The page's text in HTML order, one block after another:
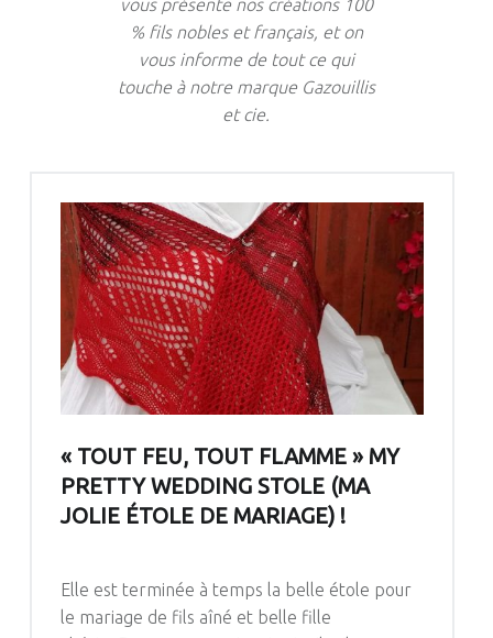
% fils nobles et français, et on
vous informe de tout ce qui
touche à notre marque Gazouillis
et cie.
« TOUT FEU, TOUT FLAMME » MY
PRETTY WEDDING STOLE (MA
JOLIE ÉTOLE DE MARIAGE) !
Elle est terminée à temps la belle étole pour
le mariage de fils aîné et belle fille